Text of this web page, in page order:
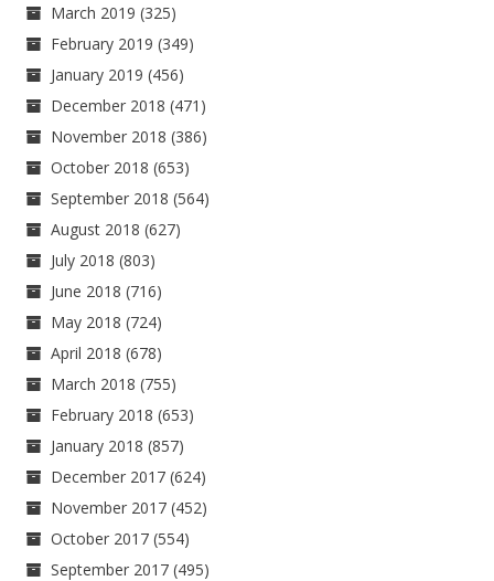
March 2019 (325)
February 2019 (349)
January 2019 (456)
December 2018 (471)
November 2018 (386)
October 2018 (653)
September 2018 (564)
August 2018 (627)
July 2018 (803)
June 2018 (716)
May 2018 (724)
April 2018 (678)
March 2018 (755)
February 2018 (653)
January 2018 (857)
December 2017 (624)
November 2017 (452)
October 2017 (554)
September 2017 (495)